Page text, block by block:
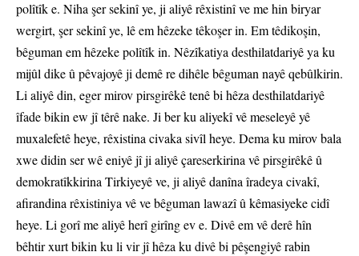
polîtîk e. Niha şer sekinî ye, ji aliyê rêxistinî ve me hin biryar
wergirt, şer sekinî ye, lê em hêzeke têkoşer in. Em têdikoşin,
bêguman em hêzeke polîtîk in. Nêzîkatiya desthilatdariyê ya ku
mijûl dike û pêvajoyê ji demê re dihêle bêguman nayê qebûlkirin.
Li aliyê din, eger mirov pirsgirêkê tenê bi hêza desthilatdariyê
îfade bikin ew jî têrê nake. Ji ber ku aliyekî vê meseleyê yê
muxalefetê heye, rêxistina civaka sivîl heye. Dema ku mirov bala
xwe didin ser wê eniyê jî ji aliyê çareserkirina vê pirsgirêkê û
demokratîkkirina Tirkiyeyê ve, ji aliyê danîna îradeya civakî,
afirandina rêxistiniya vê ve bêguman lawazî û kêmasiyeke cidî
heye. Li gorî me aliyê herî girîng ev e. Divê em vê derê hîn
bêhtir xurt bikin ku li vir jî hêza ku divê bi pêşengiyê rabin